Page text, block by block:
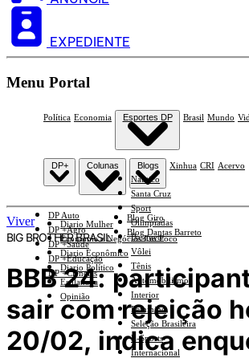
EXPEDIENTE
Menu Portal
Política Economia Esportes DP
Náutico
Santa Cruz
Sport
Olimpíadas
Basquete
Vôlei
Tênis
Automobilismo
Interior
Feminino
Seleção Brasileira
E-Sports
Internacional
Brasil Mundo
DP+
DP Auto
DP +Agro
DP +Saúde
DP +Educação
DP +Ciências
Colunas
Diario Mulher
Economia e Negócios Em Foco
Diario Econômico
Diario Político
Esplanada
Opinião
Blogs
Blog Giro
Blog Dantas Barreto
Xinhua CRI Acervo
Viver
BIG BROTHER BRASIL
BBB 24:
sair com rejeição
20/02, indica